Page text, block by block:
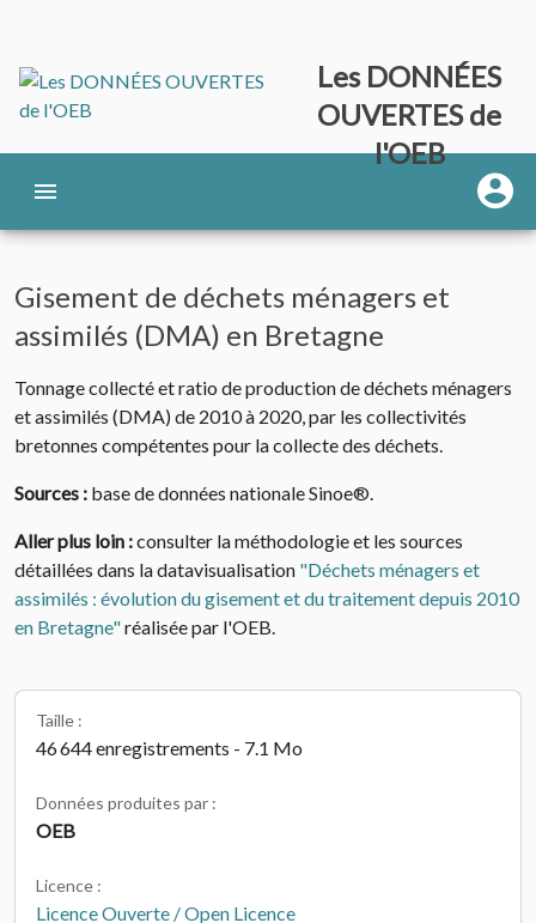
Les DONNÉES
OUVERTES de
l'OEB
Gisement de déchets ménagers et
assimilés (DMA) en Bretagne
Tonnage collecté et ratio de production de déchets ménagers
et assimilés (DMA) de 2010 à 2020, par les collectivités
bretonnes compétentes pour la collecte des déchets.
Sources : base de données nationale Sinoe®.
Aller plus loin :consulter la méthodologie et les sources
détaillées dans la datavisualisation "Déchets ménagers et
assimilés : évolution du gisement et du traitement depuis 2010
en Bretagne"réalisée par l'OEB.
Taille :
46 644 enregistrements - 7.1 Mo
Données produites par :
OEB
Licence :
Licence Ouverte / Open Licence